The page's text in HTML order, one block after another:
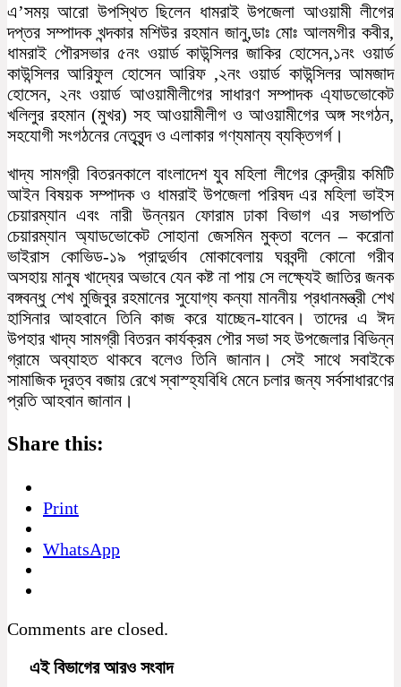
এ’সময় আরো উপস্থিত ছিলেন ধামরাই উপজেলা আওয়ামী লীগের
দপ্তর সম্পাদক খন্দকার মশিউর রহমান জানু,ডাঃ মোঃ আলমগীর কবীর,
ধামরাই পৌরসভার ৫নং ওয়ার্ড কাউন্সিলর জাকির হোসেন,১নং ওয়ার্ড
কাউন্সিলর আরিফুল হোসেন আরিফ ,২নং ওয়ার্ড কাউন্সিলর আমজাদ
হোসেন, ২নং ওয়ার্ড আওয়ামীলীগের সাধারণ সম্পাদক এ্যাডভোকেট
খলিলুর রহমান (মুখর) সহ আওয়ামীলীগ ও আওয়ামীগের অঙ্গ সংগঠন,
সহযোগী সংগঠনের নেতৃবৃন্দ ও এলাকার গণ্যমান্য ব্যক্তিগর্গ।
খাদ্য সামগ্রী বিতরনকালে বাংলাদেশ যুব মহিলা লীগের কেন্দ্রীয় কমিটি
আইন বিষয়ক সম্পাদক ও ধামরাই উপজেলা পরিষদ এর মহিলা ভাইস
চেয়ারম্যান এবং নারী উন্নয়ন ফোরাম ঢাকা বিভাগ এর সভাপতি
চেয়ারম্যান অ্যাডভোকেট সোহানা জেসমিন মুক্তা বলেন – করোনা
ভাইরাস কোভিড-১৯ প্রাদুর্ভাব মোকাবেলায় ঘরবন্দী কোনো গরীব
অসহায় মানুষ খাদ্যের অভাবে যেন কষ্ট না পায় সে লক্ষ্যেই জাতির জনক
বঙ্গবন্ধু শেখ মুজিবুর রহমানের সুযোগ্য কন্যা মাননীয় প্রধানমন্ত্রী শেখ
হাসিনার আহবানে তিনি কাজ করে যাচ্ছেন-যাবেন। তাদের এ ঈদ
উপহার খাদ্য সামগ্রী বিতরন কার্যক্রম পৌর সভা সহ উপজেলার বিভিন্ন
গ্রামে অব্যাহত থাকবে বলেও তিনি জানান। সেই সাথে সবাইকে
সামাজিক দূরত্ব বজায় রেখে স্বাস্হ্যবিধি মেনে চলার জন্য সর্বসাধারণের
প্রতি আহবান জানান।
Share this:
Print
WhatsApp
Comments are closed.
এই বিভাগের আরও সংবাদ